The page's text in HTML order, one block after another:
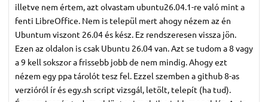
illetve nem értem, azt olvastam ubuntu26.04.1-re való mint a
fenti LibreOffice. Nem is települ mert ahogy nézem az én
Ubuntum viszont 26.04 és kész. Ez rendszeresen vissza jön.
Ezen az oldalon is csak Ubuntu 26.04 van. Azt se tudom a 8 vagy
a 9 kell sokszor a frissebb jobb de nem mindig. Ahogy ezt
nézem egy ppa tárolót tesz fel. Ezzel szemben a github 8-as
verzióról ír és egy.sh script vizsgál, letölt, telepít (ha tud).